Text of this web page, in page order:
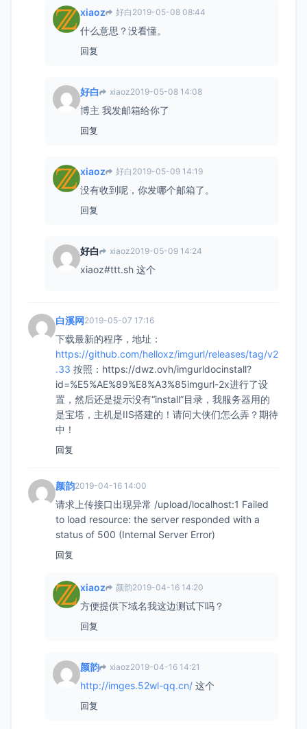
xiaoz 好白 2019-05-08 08:44
什么意思？没看懂。
回复
好白 xiaoz2019-05-08 14:08
博主 我发邮箱给你了
回复
xiaoz 好白 2019-05-09 14:19
没有收到呢，你发哪个邮箱了。
回复
好白 xiaoz2019-05-09 14:24
xiaoz#ttt.sh 这个
白溪网2019-05-07 17:16
下载最新的程序，地址：
https://github.com/helloxz/imgurl/releases/tag/v2
.33 按照：https://dwz.ovh/imgurldocinstall?
id=%E5%AE%89%E8%A3%85imgurl-2x进行了设
置，然后还是提示没有“install”目录，我服务器用的
是宝塔，主机是IIS搭建的！请问大侠们怎么弄？期待
中！
回复
颜韵2019-04-16 14:00
请求上传接口出现异常 /upload/localhost:1 Failed
to load resource: the server responded with a
status of 500 (Internal Server Error)
回复
xiaoz 颜韵2019-04-16 14:20
方便提供下域名我这边测试下吗？
回复
颜韵 xiaoz2019-04-16 14:21
http://imges.52wl-qq.cn/ 这个
回复